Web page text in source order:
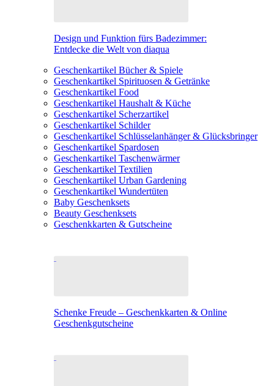
Design und Funktion fürs Badezimmer:
Entdecke die Welt von diaqua
Geschenkartikel Bücher & Spiele
Geschenkartikel Spirituosen & Getränke
Geschenkartikel Food
Geschenkartikel Haushalt & Küche
Geschenkartikel Scherzartikel
Geschenkartikel Schilder
Geschenkartikel Schlüsselanhänger & Glücksbringer
Geschenkartikel Spardosen
Geschenkartikel Taschenwärmer
Geschenkartikel Textilien
Geschenkartikel Urban Gardening
Geschenkartikel Wundertüten
Baby Geschenksets
Beauty Geschenksets
Geschenkkarten & Gutscheine
Schenke Freude – Geschenkkarten & Online
Geschenkgutscheine